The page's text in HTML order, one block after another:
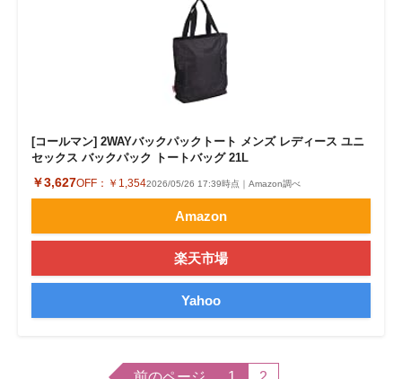
[コールマン] 2WAYバックパックトート メンズ レディース ユニ
セックス バックパック トートバッグ 21L
￥3,627OFF： ￥1,3542026/05/26 17:39時点｜Amazon調べ
Amazon
楽天市場
Yahoo